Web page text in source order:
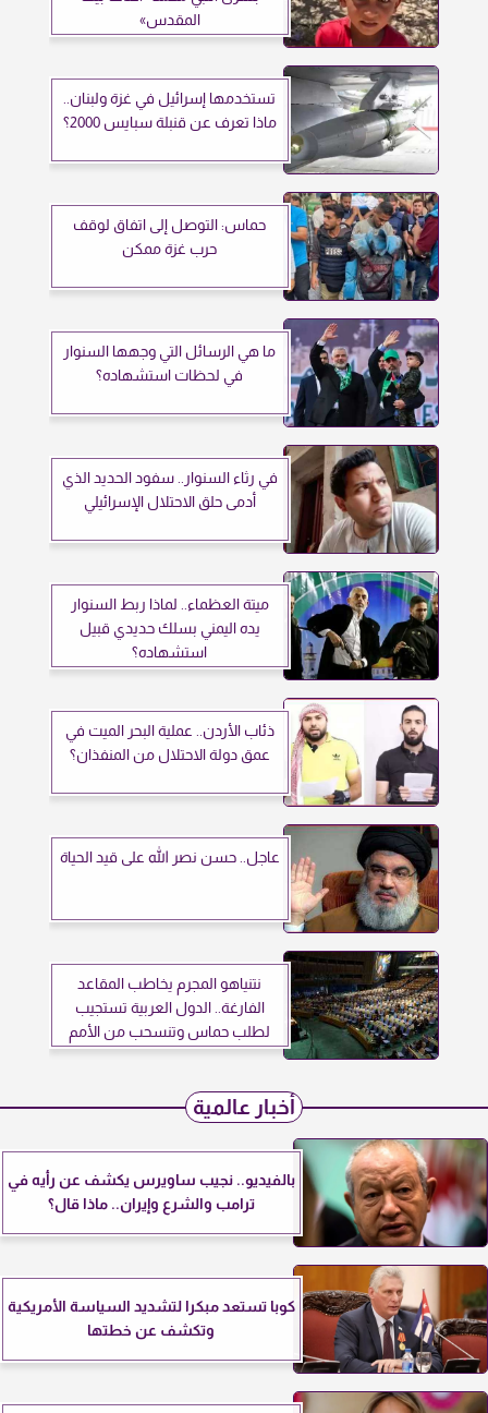
المقدس»
تستخدمها إسرائيل في غزة ولبنان..
ماذا تعرف عن قنبلة سبايس 2000؟
حماس: التوصل إلى اتفاق لوقف
حرب غزة ممكن
ما هي الرسائل التي وجهها السنوار
في لحظات استشهاده؟
في رثاء السنوار.. سفود الحديد الذي
أدمى حلق الاحتلال الإسرائيلي
ميتة العظماء.. لماذا ربط السنوار
يده اليمني بسلك حديدي قبيل
استشهاده؟
ذئاب الأردن.. عملية البحر الميت في
عمق دولة الاحتلال من المنفذان؟
عاجل.. حسن نصر الله على قيد الحياة
نتنياهو المجرم يخاطب المقاعد
الفارغة.. الدول العربية تستجيب
لطلب حماس وتنسحب من الأمم
أخبار عالمية
بالفيديو.. نجيب ساويرس يكشف عن رأيه في
ترامب والشرع وإيران.. ماذا قال؟
كوبا تستعد مبكرا لتشديد السياسة الأمريكية
وتكشف عن خطتها